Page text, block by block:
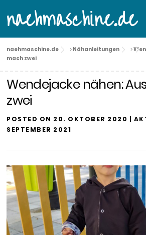
to
content
naehmaschine.de
naehmaschine.de > Nähanleitungen >
mach zwei
Wendejacke nähen:
zwei
POSTED ON 20. OKTOBER 2020 |
SEPTEMBER 2021